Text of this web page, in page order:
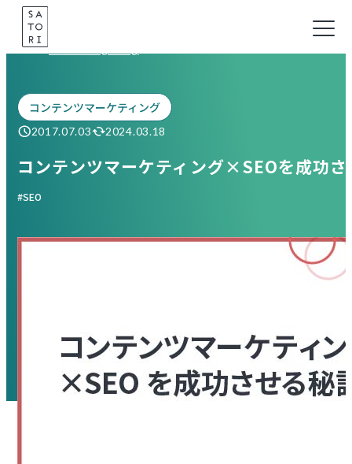
Skip
content
コンテンツマーケティング
2017.07.03 2024.03.18
コンテンツマーケティング×SEOを成功
SEO